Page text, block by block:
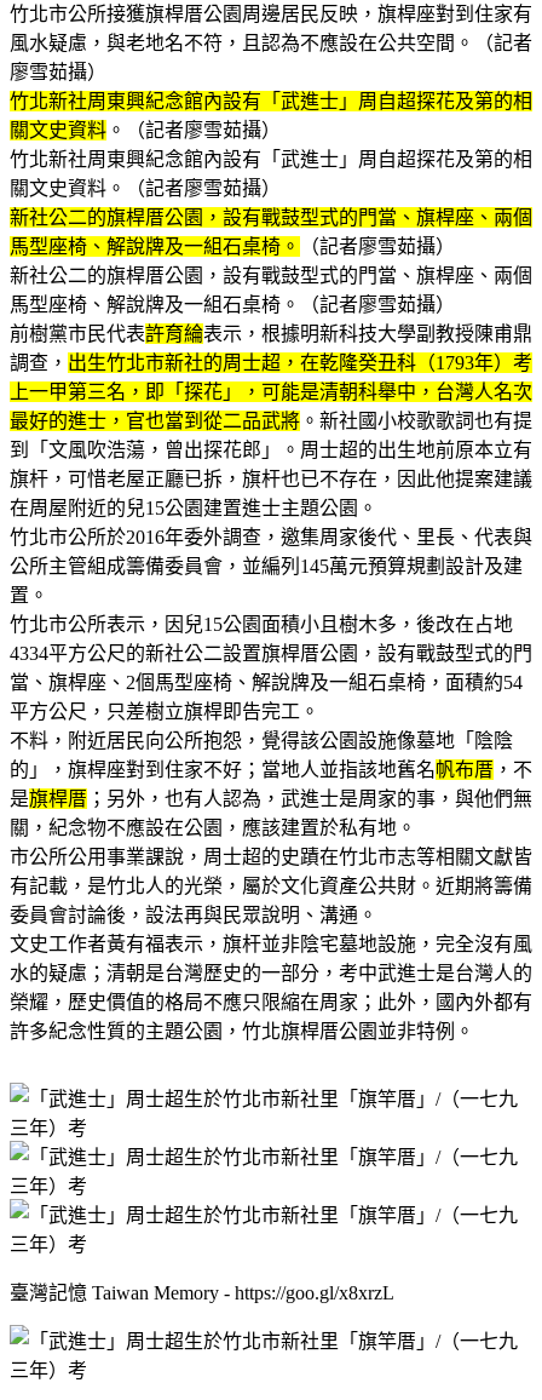
竹北市公所接獲旗桿厝公園周邊居民反映，旗桿座對到住家有
風水疑慮，與老地名不符，且認為不應設在公共空間。（記者
廖雪茹攝）
竹北新社周東興紀念館內設有「武進士」周自超探花及第的相
關文史資料 。（記者廖雪茹攝）
竹北新社周東興紀念館內設有「武進士」周自超探花及第的相
關文史資料。（記者廖雪茹攝）
新社公二的旗桿厝公園，設有戰鼓型式的門當、旗桿座、兩個
馬型座椅、解說牌及一組石桌椅。
（記者廖雪茹攝）
新社公二的旗桿厝公園，設有戰鼓型式的門當、旗桿座、兩個
馬型座椅、解說牌及一組石桌椅。（記者廖雪茹攝）
前樹黨市民代表許育綸表示，根據明新科技大學副教授陳甫鼎
調查， 出生竹北市新社的周士超，在乾隆癸丑科（1793年）考
上一甲第三名，即「探花」，可能是清朝科舉中，台灣人名次
最好的進士，官也當到從二品武將 。新社國小校歌歌詞也有提
到「文風吹浩蕩，曾出探花郎」。周士超的出生地前原本立有
旗杆，可惜老屋正廳已拆，旗杆也已不存在，因此他提案建議
在周屋附近的兒15公園建置進士主題公園。
竹北市公所於2016年委外調查，邀集周家後代、里長、代表與
公所主管組成籌備委員會，並編列145萬元預算規劃設計及建
置。
竹北市公所表示，因兒15公園面積小且樹木多，後改在占地
4334平方公尺的新社公二設置旗桿厝公園，設有戰鼓型式的門
當、旗桿座、2個馬型座椅、解說牌及一組石桌椅，面積約54
平方公尺，只差樹立旗桿即告完工。
不料，附近居民向公所抱怨，覺得該公園設施像墓地「陰陰
的」，旗桿座對到住家不好；當地人並指該地舊名帆布厝 ，不
是旗桿厝 ；另外，也有人認為，武進士是周家的事，與他們無
關，紀念物不應設在公園，應該建置於私有地。
市公所公用事業課說，周士超的史蹟在竹北市志等相關文獻皆
有記載，是竹北人的光榮，屬於文化資產公共財。近期將籌備
委員會討論後，設法再與民眾說明、溝通。
文史工作者黃有福表示，旗杆並非陰宅墓地設施，完全沒有風
水的疑慮；清朝是台灣歷史的一部分，考中武進士是台灣人的
榮耀，歷史價值的格局不應只限縮在周家；此外，國內外都有
許多紀念性質的主題公園，竹北旗桿厝公園並非特例。
臺灣記憶 Taiwan Memory - https://goo.gl/x8xrzL